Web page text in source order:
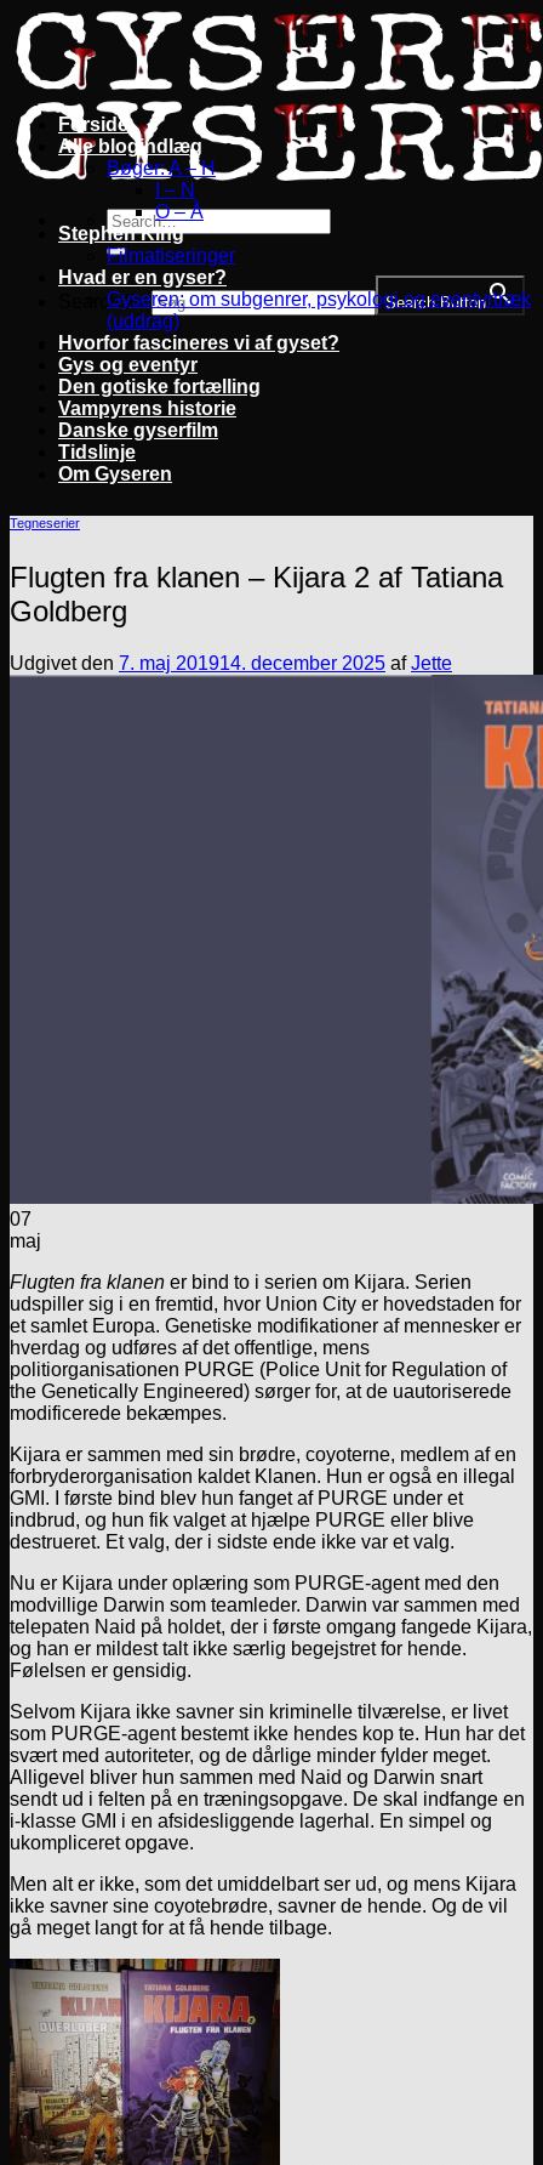
Fortsæt
til
indhold
Search for: Search Button
Forside
Alle blogindlæg
Bøger: A – H
I – N
O – Å
Stephen King
Filmatiseringer
Hvad er en gyser?
Gyseren: om subgenrer, psykologi og eventyrtræk
(uddrag)
Hvorfor fascineres vi af gyset?
Gys og eventyr
Den gotiske fortælling
Vampyrens historie
Danske gyserfilm
Tidslinje
Om Gyseren
Tegneserier
Flugten fra klanen – Kijara 2 af Tatiana
Goldberg
Udgivet den 7. maj 201914. december 2025 afJette
07
maj
Flugten fra klanen er bind to i serien om Kijara. Serien
udspiller sig i en fremtid, hvor Union City er hovedstaden for
et samlet Europa. Genetiske modifikationer af mennesker er
hverdag og udføres af det offentlige, mens
politiorganisationen PURGE (Police Unit for Regulation of
the Genetically Engineered) sørger for, at de uautoriserede
modificerede bekæmpes.
Kijara er sammen med sin brødre, coyoterne, medlem af en
forbryderorganisation kaldet Klanen. Hun er også en illegal
GMI. I første bind blev hun fanget af PURGE under et
indbrud, og hun fik valget at hjælpe PURGE eller blive
destrueret. Et valg, der i sidste ende ikke var et valg.
Nu er Kijara under oplæring som PURGE-agent med den
modvillige Darwin som teamleder. Darwin var sammen med
telepaten Naid på holdet, der i første omgang fangede Kijara,
og han er mildest talt ikke særlig begejstret for hende.
Følelsen er gensidig.
Selvom Kijara ikke savner sin kriminelle tilværelse, er livet
som PURGE-agent bestemt ikke hendes kop te. Hun har det
svært med autoriteter, og de dårlige minder fylder meget.
Alligevel bliver hun sammen med Naid og Darwin snart
sendt ud i felten på en træningsopgave. De skal indfange en
i-klasse GMI i en afsidesliggende lagerhal. En simpel og
ukompliceret opgave.
Men alt er ikke, som det umiddelbart ser ud, og mens Kijara
ikke savner sine coyotebrødre, savner de hende. Og de vil
gå meget langt for at få hende tilbage.